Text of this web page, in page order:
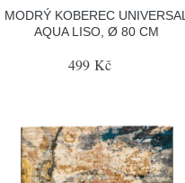
MODRÝ KOBEREC UNIVERSAL
AQUA LISO, Ø 80 CM
499 Kč